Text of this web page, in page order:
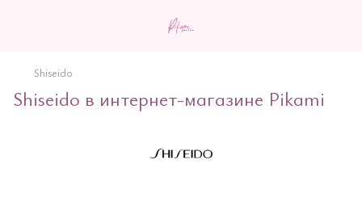
Shiseido
Shiseido в интернет-магазине Pikami